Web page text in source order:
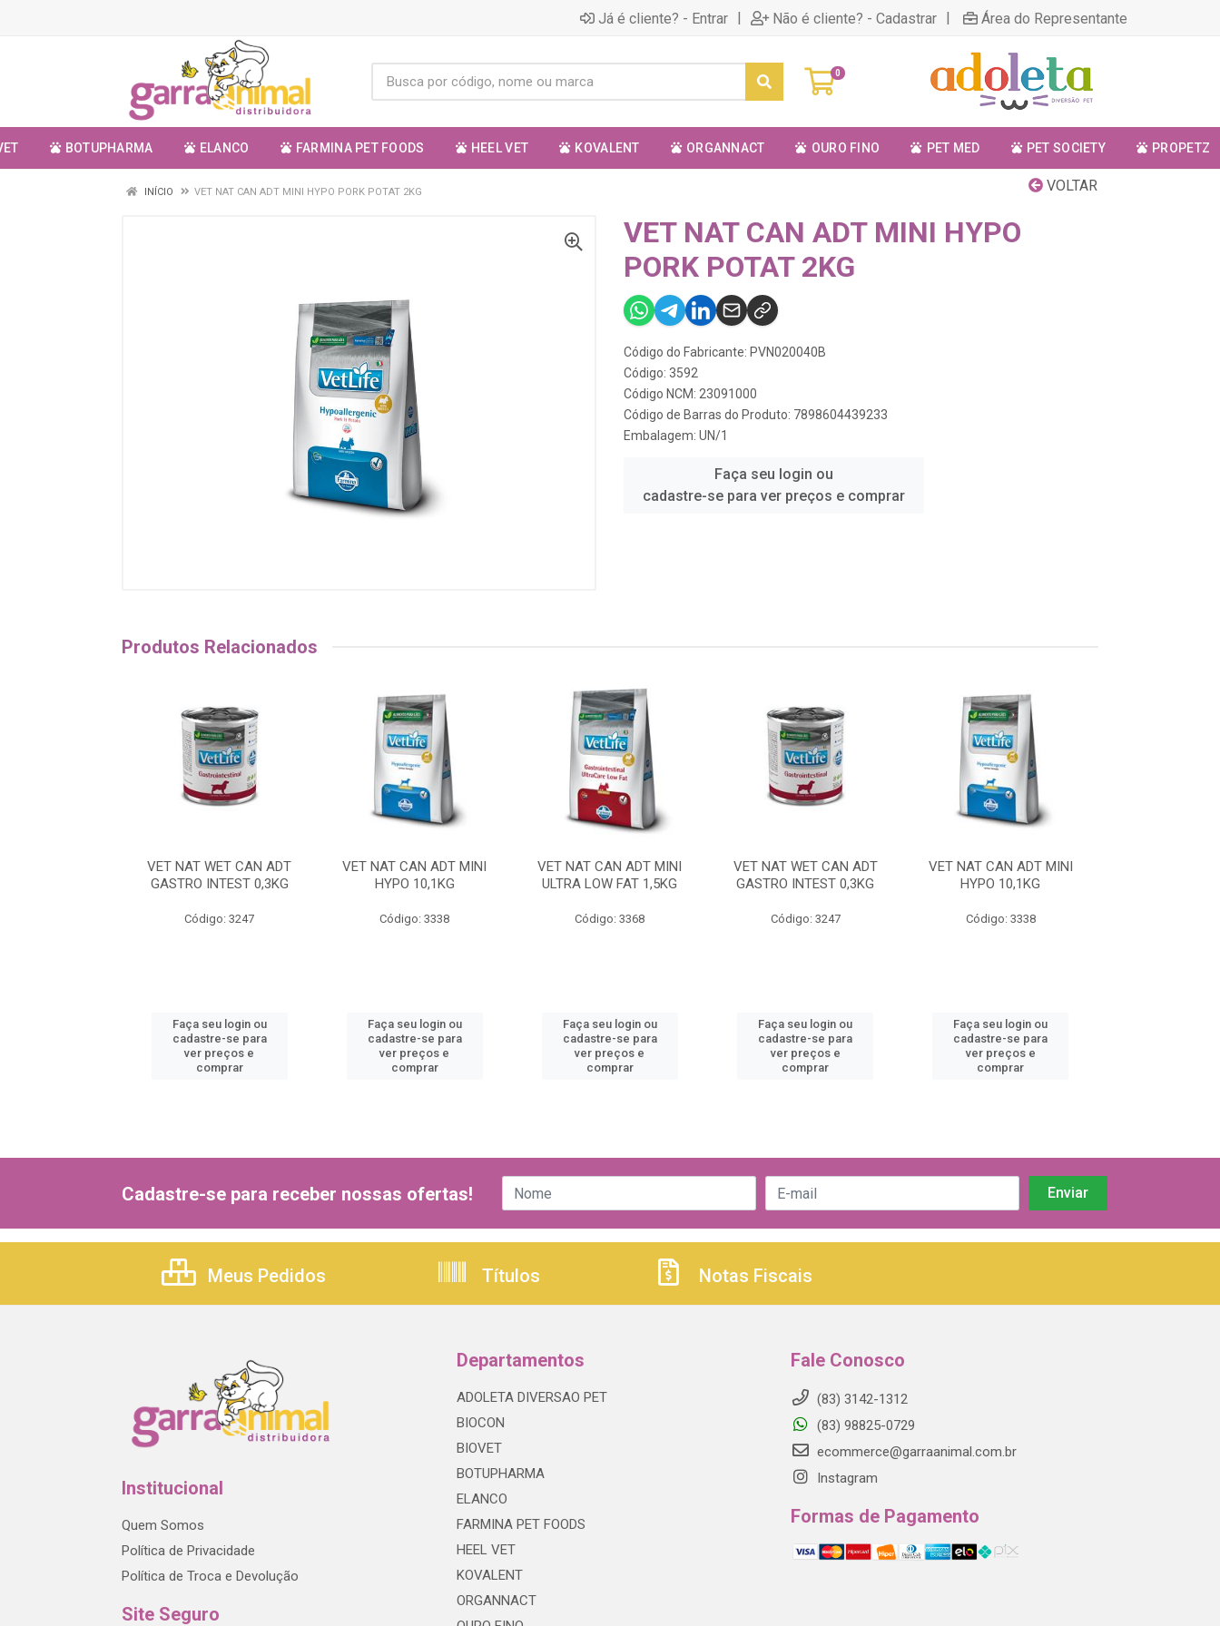
Já é cliente? - Entrar | Não é cliente? - Cadastrar | Área do Representante
0
BOTUPHARMA ELANCO FARMINA PET FOODS HEEL VET KOVALENT ORGANNACT OURO FINO PET MED PET SOCIETY PROPETZ
VOLTAR
INÍCIO VET NAT CAN ADT MINI HYPO PORK POTAT 2KG
VET NAT CAN ADT MINI HYPO
PORK POTAT 2KG
Código do Fabricante: PVN020040B
Código: 3592
Código NCM: 23091000
Código de Barras do Produto: 7898604439233
Embalagem: UN/1
Faça seu login ou
cadastre-se para ver preços e comprar
Produtos Relacionados
VET NAT WET CAN ADT
GASTRO INTEST 0,3KG
Código: 3247
Faça seu login ou
cadastre-se para
ver preços e
comprar
VET NAT CAN ADT MINI
HYPO 10,1KG
Código: 3338
Faça seu login ou
cadastre-se para
ver preços e
comprar
VET NAT CAN ADT MINI
ULTRA LOW FAT 1,5KG
Código: 3368
Faça seu login ou
cadastre-se para
ver preços e
comprar
VET NAT WET CAN ADT
GASTRO INTEST 0,3KG
Código: 3247
Faça seu login ou
cadastre-se para
ver preços e
comprar
VET NAT CAN ADT MINI
HYPO 10,1KG
Código: 3338
Faça seu login ou
cadastre-se para
ver preços e
comprar
Cadastre-se para receber nossas ofertas!
Meus Pedidos Títulos Notas Fiscais
Institucional
Quem Somos
Política de Privacidade
Política de Troca e Devolução
Site Seguro
Departamentos
ADOLETA DIVERSAO PET
BIOCON
BIOVET
BOTUPHARMA
ELANCO
FARMINA PET FOODS
HEEL VET
KOVALENT
ORGANNACT
Fale Conosco
(83) 3142-1312
(83) 98825-0729
ecommerce@garraanimal.com.br
Instagram
Formas de Pagamento